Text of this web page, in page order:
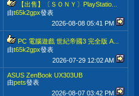
【出售】〔ＳＯＮＹ〕PlayStatio...
由t65k2gpx發表
2026-08-08 05:41 PM
PC 電腦遊戲 世紀帝國3 完全版 A...
由t65k2gpx發表
2026-07-29 12:02 AM
ASUS ZenBook UX303UB
由pets發表
2026-08-07 03:42 PM